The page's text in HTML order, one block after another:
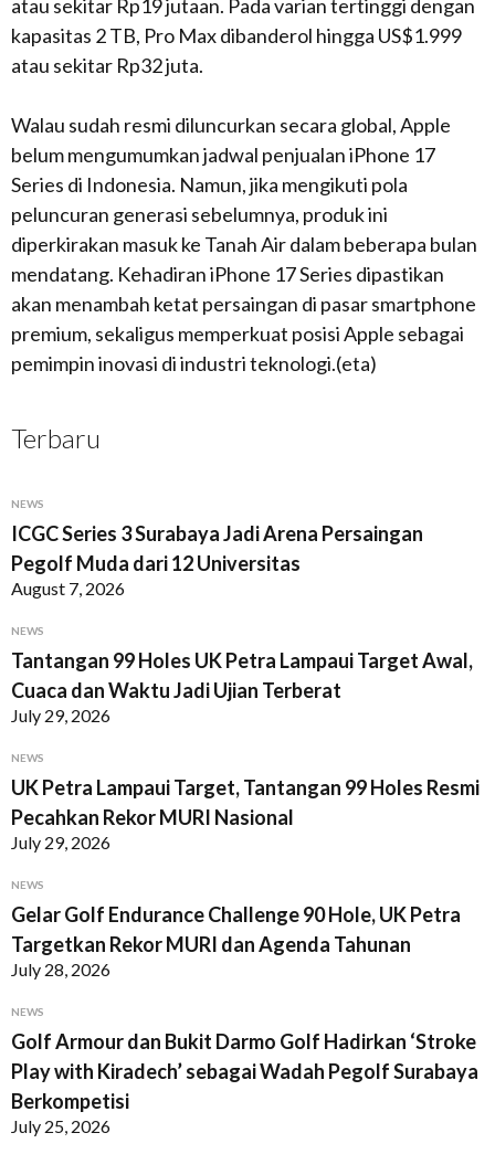
atau sekitar Rp19 jutaan. Pada varian tertinggi dengan
kapasitas 2 TB, Pro Max dibanderol hingga US$1.999
atau sekitar Rp32 juta.
Walau sudah resmi diluncurkan secara global, Apple
belum mengumumkan jadwal penjualan iPhone 17
Series di Indonesia. Namun, jika mengikuti pola
peluncuran generasi sebelumnya, produk ini
diperkirakan masuk ke Tanah Air dalam beberapa bulan
mendatang. Kehadiran iPhone 17 Series dipastikan
akan menambah ketat persaingan di pasar smartphone
premium, sekaligus memperkuat posisi Apple sebagai
pemimpin inovasi di industri teknologi.(eta)
Terbaru
NEWS
ICGC Series 3 Surabaya Jadi Arena Persaingan
Pegolf Muda dari 12 Universitas
August 7, 2026
NEWS
Tantangan 99 Holes UK Petra Lampaui Target Awal,
Cuaca dan Waktu Jadi Ujian Terberat
July 29, 2026
NEWS
UK Petra Lampaui Target, Tantangan 99 Holes Resmi
Pecahkan Rekor MURI Nasional
July 29, 2026
NEWS
Gelar Golf Endurance Challenge 90 Hole, UK Petra
Targetkan Rekor MURI dan Agenda Tahunan
July 28, 2026
NEWS
Golf Armour dan Bukit Darmo Golf Hadirkan ‘Stroke
Play with Kiradech’ sebagai Wadah Pegolf Surabaya
Berkompetisi
July 25, 2026